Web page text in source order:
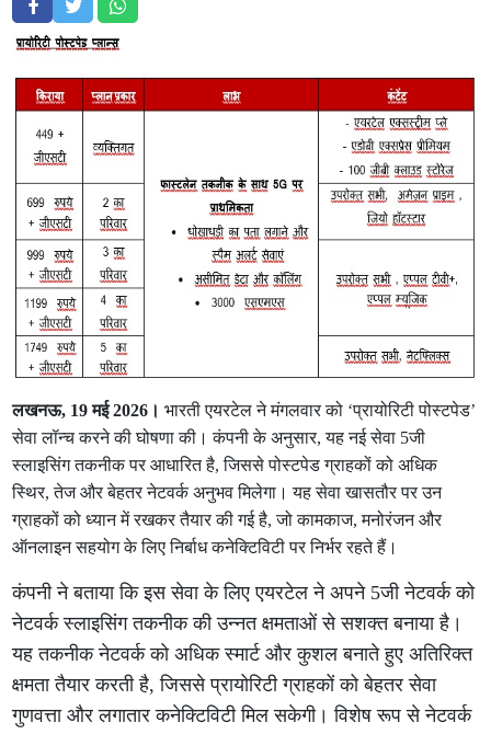
लखनऊ, 19 मई 2026। भारती एयरटेल ने मंगलवार को ‘प्रायोरिटी पोस्टपेड’
सेवा लॉन्च करने की घोषणा की। कंपनी के अनुसार, यह नई सेवा 5जी
स्लाइसिंग तकनीक पर आधारित है, जिससे पोस्टपेड ग्राहकों को अधिक
स्थिर, तेज और बेहतर नेटवर्क अनुभव मिलेगा। यह सेवा खासतौर पर उन
ग्राहकों को ध्यान में रखकर तैयार की गई है, जो कामकाज, मनोरंजन और
ऑनलाइन सहयोग के लिए निर्बाध कनेक्टिविटी पर निर्भर रहते हैं।
कंपनी ने बताया कि इस सेवा के लिए एयरटेल ने अपने 5जी नेटवर्क को
नेटवर्क स्लाइसिंग तकनीक की उन्नत क्षमताओं से सशक्त बनाया है।
यह तकनीक नेटवर्क को अधिक स्मार्ट और कुशल बनाते हुए अतिरिक्त
क्षमता तैयार करती है, जिससे प्रायोरिटी ग्राहकों को बेहतर सेवा
गुणवत्ता और लगातार कनेक्टिविटी मिल सकेगी। विशेष रूप से नेटवर्क